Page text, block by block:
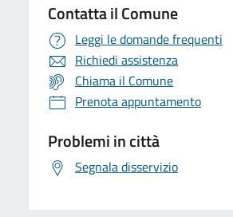
Contatta il Comune
Leggi le domande frequenti
Richiedi assistenza
Chiama il Comune
Prenota appuntamento
Problemi in città
Segnala disservizio